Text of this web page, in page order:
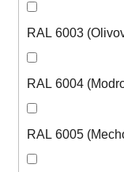
RAL 6003
RAL 6004
RAL 6005